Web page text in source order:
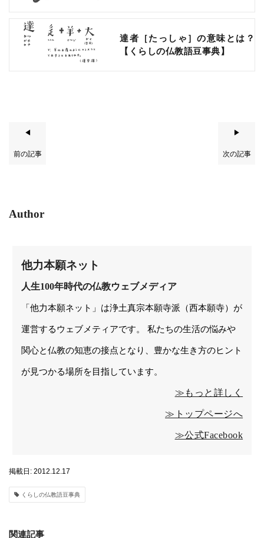
達者［たっしゃ］の意味とは？
【くらしの仏教語豆事典】
◀
前の記事
▶
次の記事
Author
他力本願ネット
人生100年時代の仏教ウェブメディア
「他力本願ネット」は浄土真宗本願寺派（西本願寺）が
運営するウェブメティアです。 私たちの生活の悩みや
関心と仏教の知恵の接点となり、豊かな生き方のヒント
が見つかる場所を目指しています。
≫もっと詳しく
≫トップページへ
≫公式Facebook
掲載日: 2012.12.17
くらしの仏教語豆事典
関連記事